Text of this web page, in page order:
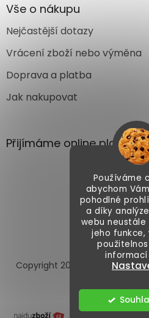
Používáme
abychom
pohodlné
a díky
webu neustále
jeho funkce,
informací
Vše o nákupu
Nejčastější dotazy
Vrácení zboží nebo výměna
Doprava a platba
Jak nakupovat
Přijímáme online platby
Vytvořil
Copyright 2026 Autoface.cz.